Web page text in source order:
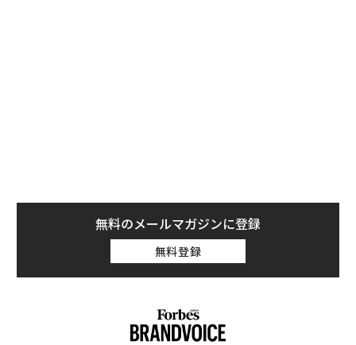
無料のメールマガジンに登録
無料登録